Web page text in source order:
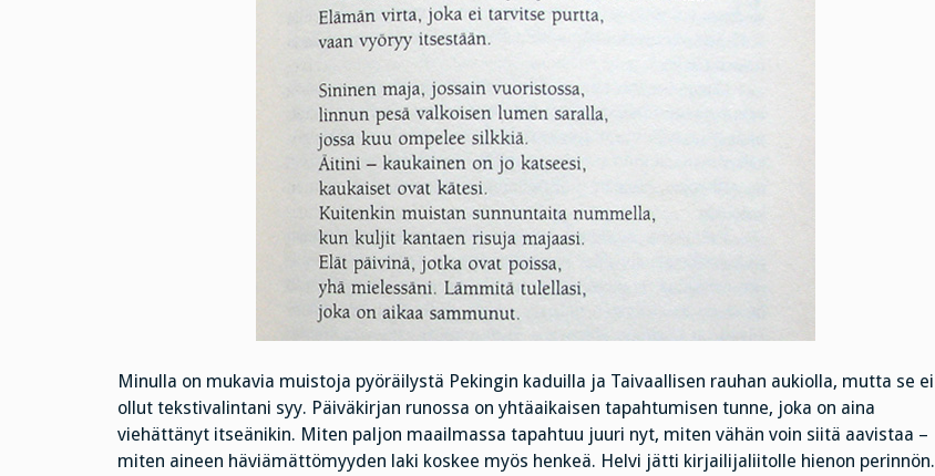
Minulla on mukavia muistoja pyöräilystä Pekingin kaduilla ja Taivaallisen rauhan aukiolla, mutta se ei
ollut tekstivalintani syy. Päiväkirjan runossa on yhtäaikaisen tapahtumisen tunne, joka on aina
viehättänyt itseänikin. Miten paljon maailmassa tapahtuu juuri nyt, miten vähän voin siitä aavistaa –
miten aineen häviämättömyyden laki koskee myös henkeä. Helvi jätti kirjailijaliitolle hienon perinnön.